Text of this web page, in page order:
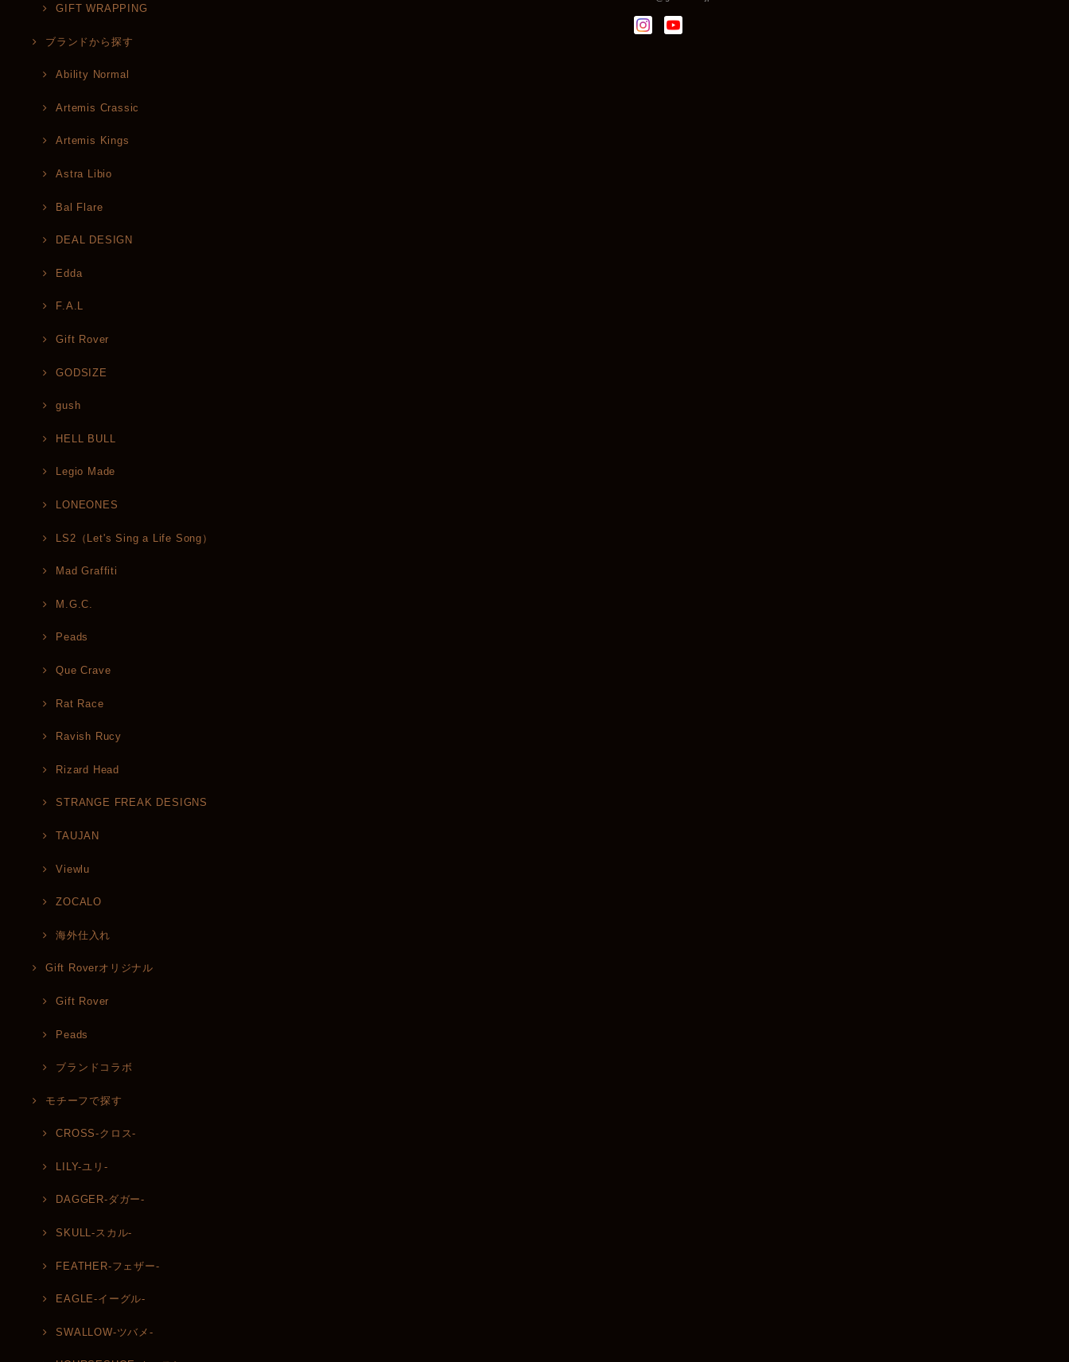
GIFT WRAPPING
ブランドから探す
Ability Normal
Artemis Crassic
Artemis Kings
Astra Libio
Bal Flare
DEAL DESIGN
Edda
F.A.L
Gift Rover
GODSIZE
gush
HELL BULL
Legio Made
LONEONES
LS2（Let's Sing a Life Song）
Mad Graffiti
M.G.C.
Peads
Que Crave
Rat Race
Ravish Rucy
Rizard Head
STRANGE FREAK DESIGNS
TAUJAN
Viewlu
ZOCALO
海外仕入れ
Gift Roverオリジナル
Gift Rover
Peads
ブランドコラボ
モチーフで探す
CROSS-クロス-
LILY-ユリ-
DAGGER-ダガー-
SKULL-スカル-
FEATHER-フェザー-
EAGLE-イーグル-
SWALLOW-ツバメ-